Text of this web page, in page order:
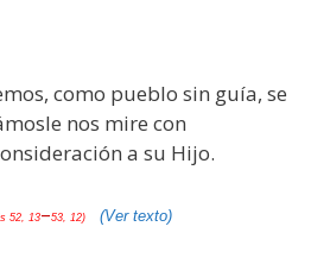
como pueblo sin guía, se
nos mire con
a su Hijo.
13–53, 12) (Ver texto)